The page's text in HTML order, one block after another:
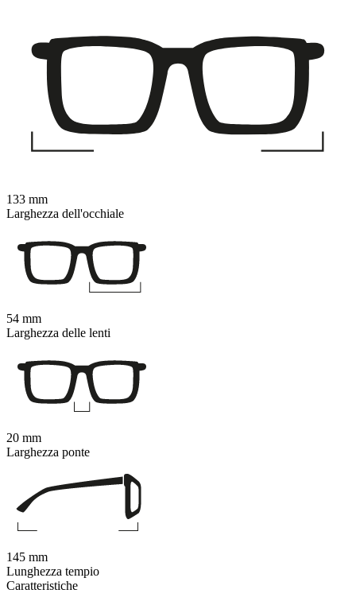
Caratteristiche
133 mm
Larghezza dell'occhiale
54 mm
Larghezza delle lenti
20 mm
Larghezza ponte
145 mm
Lunghezza tempio